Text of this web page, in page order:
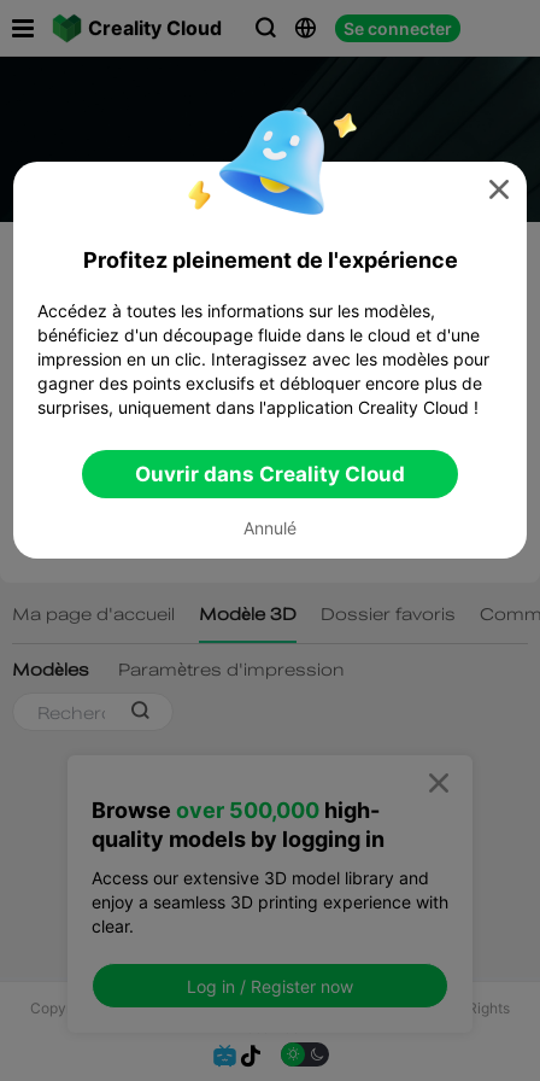
Creality Cloud   Se connecter
Copyright © 2025 Shenzhen Creality 3D Technology Co., Ltd All Rights
 
Browse over 500,000 high-
quality models by logging in
Access our extensive 3D model library and
enjoy a seamless 3D printing experience with
clear.
Log in / Register now


Profitez pleinement de l'expérience
Accédez à toutes les informations sur les modèles,
bénéficiez d'un découpage fluide dans le cloud et d'une
impression en un clic. Interagissez avec les modèles pour
gagner des points exclusifs et débloquer encore plus de
surprises, uniquement dans l'application Creality Cloud !
Ouvrir dans Creality Cloud
Annulé